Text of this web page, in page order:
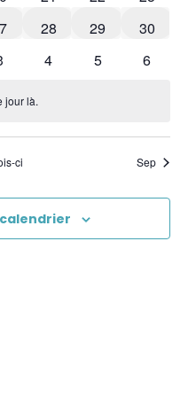
0 évènements
28 0 évènements
29 0
30
évènements0 évènements
4 1 évènement
5 0
6
jour là.
ci Sep